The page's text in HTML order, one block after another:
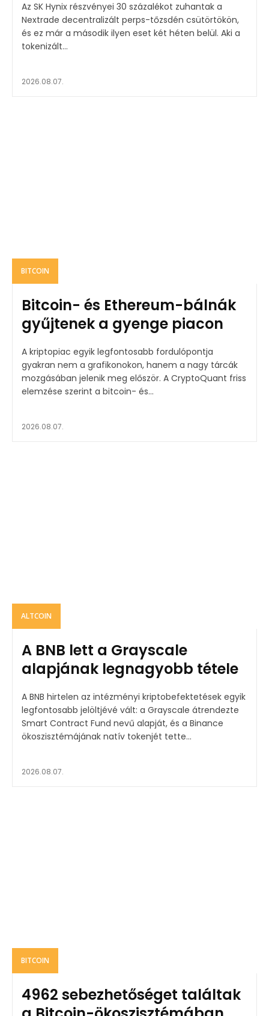
Az SK Hynix részvényei 30 százalékot zuhantak a
Nextrade decentralizált perps-tőzsdén csütörtökön,
és ez már a második ilyen eset két héten belül. Aki a
tokenizált...
2026.08.07.
BITCOIN
Bitcoin- és Ethereum-bálnák
gyűjtenek a gyenge piacon
A kriptopiac egyik legfontosabb fordulópontja
gyakran nem a grafikonokon, hanem a nagy tárcák
mozgásában jelenik meg először. A CryptoQuant friss
elemzése szerint a bitcoin- és...
2026.08.07.
ALTCOIN
A BNB lett a Grayscale
alapjának legnagyobb tétele
A BNB hirtelen az intézményi kriptobefektetések egyik
legfontosabb jelöltjévé vált: a Grayscale átrendezte
Smart Contract Fund nevű alapját, és a Binance
ökoszisztémájának natív tokenjét tette...
2026.08.07.
BITCOIN
4962 sebezhetőséget találtak